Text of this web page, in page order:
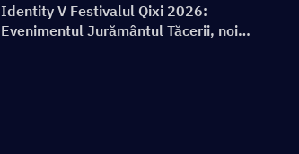
Identity V Festivalul Qixi 2026:
Evenimentul Jurământul Tăcerii, noi